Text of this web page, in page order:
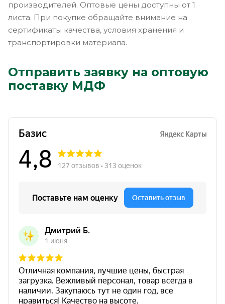
производителей. Оптовые цены доступны от 1
листа. При покупке обращайте внимание на
сертификаты качества, условия хранения и
транспортировки материала.
Отправить заявку на оптовую
поставку МДФ